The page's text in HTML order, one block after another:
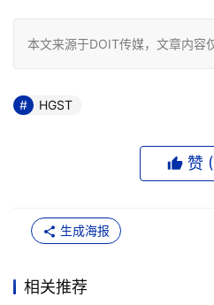
本文来源于DOIT传媒，文章内容
HGST
赞 (
生成海报
相关推荐